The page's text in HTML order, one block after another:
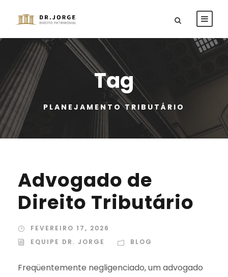
Tag
PLANEJAMENTO TRIBUTÁRIO
Advogado de
Direito Tributário
FEVEREIRO 17, 2026
EQUIPE DR. JORGE
BLOG
Freqüentemente negligenciado, um advogado